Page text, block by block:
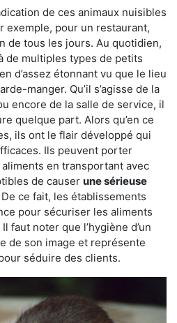
de ces animaux nuisibles
exemple, pour un restaurant,
de tous les jours. Au quotidien,
de multiples types de petits
d’assez étonnant vu que le lieu
manger. Qu’il s’agisse de la
encore de la salle de service, il
quelque part. Alors qu’en ce
ils ont le flair développé qui
Ils peuvent porter
en transportant avec
de causer une sérieuse
De ce fait, les établissements
pour sécuriser les aliments
faut noter que l’hygiène d’un
de son image et représente
séduire des clients.